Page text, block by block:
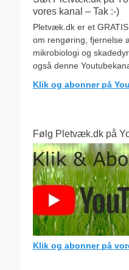
vores kanal – Tak :-)
Pletvæk.dk er et
om rengøring, fjernelse
mikrobiologi og
også denne
Klik og abonner på
Følg Pletvæk.dk på
Klik og abonner på